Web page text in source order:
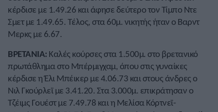
κέρδισε με 1.49.26 και άφησε δεύτερο τον Τίμπο Ντε
Σμετ με 1.49.65. Τέλος, στα 60μ. νικητής ήταν ο Βαρντ
Μερκς με 6.67.
ΒΡΕΤΑΝΙΑ: Καλές κούρσες στα 1.500μ. στο βρετανικό
πρωτάθλημα στο Μπέρμιγχαμ, όπου στις γυναίκες
κέρδισε η Έλι Μπέικερ με 4.06.73 και στους άνδρες ο
Νιλ Γκούρλεϊ με 3.41.20. Στα 3.000μ. επικράτησαν ο
Τζέιμς Γουέστ με 7.49.78 και η Μελίσα Κόρτνεϊ-